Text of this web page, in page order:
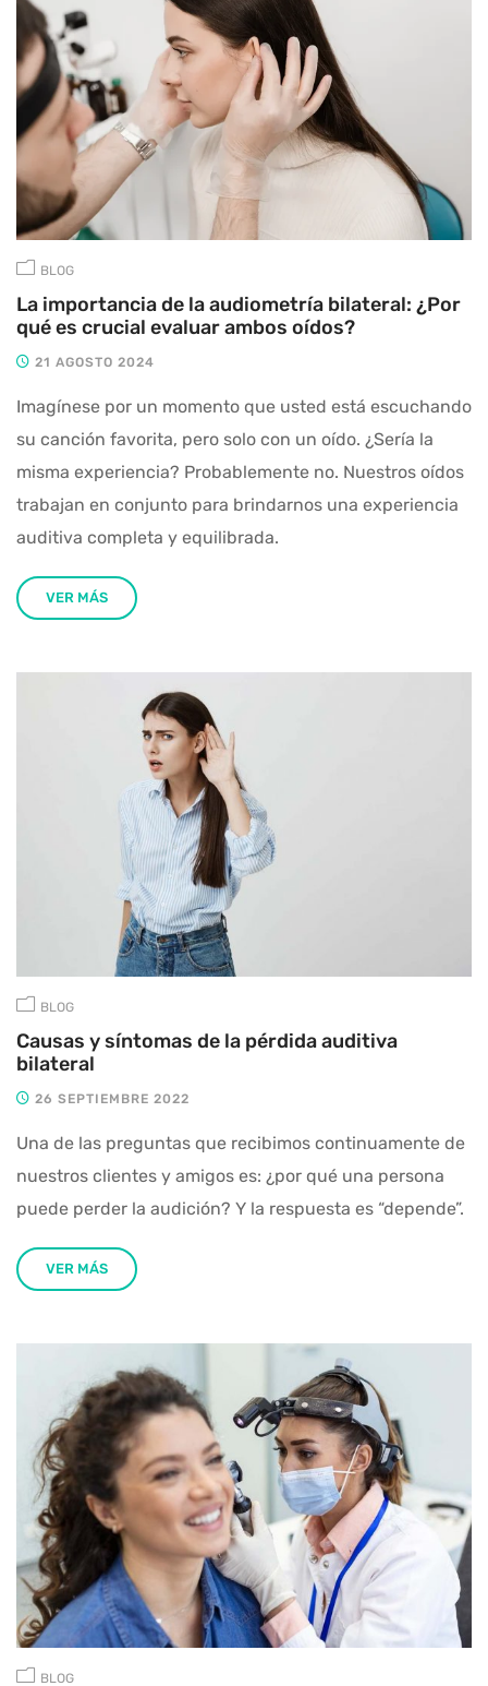
BLOG
La importancia de la audiometría bilateral: ¿Por
qué es crucial evaluar ambos oídos?
21 AGOSTO 2024
Imagínese por un momento que usted está escuchando
su canción favorita, pero solo con un oído. ¿Sería la
misma experiencia? Probablemente no. Nuestros oídos
trabajan en conjunto para brindarnos una experiencia
auditiva completa y equilibrada.
VER MÁS
BLOG
Causas y síntomas de la pérdida auditiva
bilateral
26 SEPTIEMBRE 2022
Una de las preguntas que recibimos continuamente de
nuestros clientes y amigos es: ¿por qué una persona
puede perder la audición? Y la respuesta es “depende”.
VER MÁS
BLOG